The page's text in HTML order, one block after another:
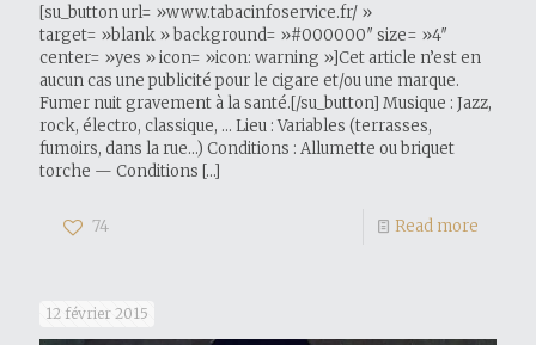
[su_button url= »www.tabacinfoservice.fr/‎ »
target= »blank » background= »#000000″ size= »4″
center= »yes » icon= »icon: warning »]Cet article n’est en
aucun cas une publicité pour le cigare et/ou une marque.
Fumer nuit gravement à la santé.[/su_button] Musique : Jazz,
rock, électro, classique, … Lieu : Variables (terrasses,
fumoirs, dans la rue…) Conditions : Allumette ou briquet
torche — Conditions […]
74 Read more
12 février 2015